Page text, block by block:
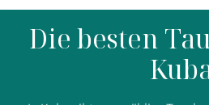
Die besten